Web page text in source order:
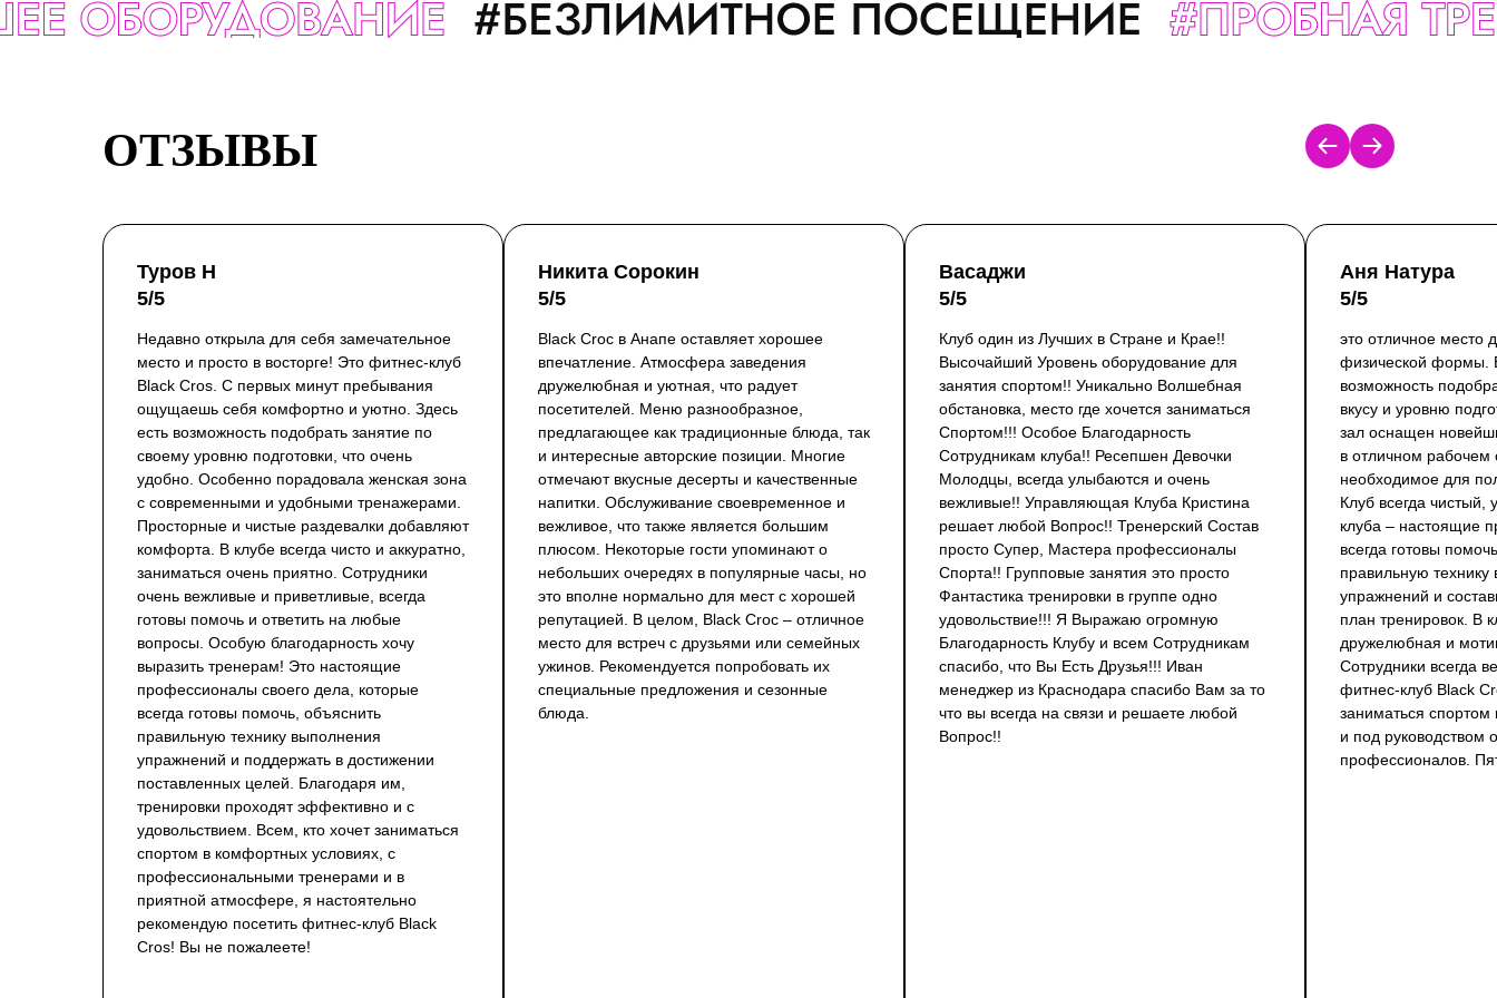
ОТЗЫВЫ
Туров Н
5/5
Недавно открыла для себя замечательное
место и просто в восторге! Это фитнес-клуб
Black Cros. С первых минут пребывания
ощущаешь себя комфортно и уютно. Здесь
есть возможность подобрать занятие по
своему уровню подготовки, что очень
удобно. Особенно порадовала женская зона
с современными и удобными тренажерами.
Просторные и чистые раздевалки добавляют
комфорта. В клубе всегда чисто и аккуратно,
заниматься очень приятно. Сотрудники
очень вежливые и приветливые, всегда
готовы помочь и ответить на любые
вопросы. Особую благодарность хочу
выразить тренерам! Это настоящие
профессионалы своего дела, которые
всегда готовы помочь, объяснить
правильную технику выполнения
упражнений и поддержать в достижении
поставленных целей. Благодаря им,
тренировки проходят эффективно и с
удовольствием. Всем, кто хочет заниматься
спортом в комфортных условиях, с
профессиональными тренерами и в
приятной атмосфере, я настоятельно
рекомендую посетить фитнес-клуб Black
Cros! Вы не пожалеете!
Никита Сорокин
5/5
Black Croc в Анапе оставляет хорошее
впечатление. Атмосфера заведения
дружелюбная и уютная, что радует
посетителей. Меню разнообразное,
предлагающее как традиционные блюда, так
и интересные авторские позиции. Многие
отмечают вкусные десерты и качественные
напитки. Обслуживание своевременное и
вежливое, что также является большим
плюсом. Некоторые гости упоминают о
небольших очередях в популярные часы, но
это вполне нормально для мест с хорошей
репутацией. В целом, Black Croc – отличное
место для встреч с друзьями или семейных
ужинов. Рекомендуется попробовать их
специальные предложения и сезонные
блюда.
Васаджи
5/5
Клуб один из Лучших в Стране и Крае!!
Высочайший Уровень оборудование для
занятия спортом!! Уникально Волшебная
обстановка, место где хочется заниматься
Спортом!!! Особое Благодарность
Сотрудникам клуба!! Ресепшен Девочки
Молодцы, всегда улыбаются и очень
вежливые!! Управляющая Клуба Кристина
решает любой Вопрос!! Тренерский Состав
просто Супер, Мастера профессионалы
Спорта!! Групповые занятия это просто
Фантастика тренировки в группе одно
удовольствие!!! Я Выражаю огромную
Благодарность Клубу и всем Сотрудникам
спасибо, что Вы Есть Друзья!!! Иван
менеджер из Краснодара спасибо Вам за то
что вы всегда на связи и решаете любой
Вопрос!!
Аня Натура
5/5
это отличное место
физической формы.
возможность
вкусу и уровню
зал оснащен
в отличном рабочем
необходимое для
Клуб всегда
клуба – настоящие
всегда готовы
правильную
упражнений и
план тренировок. В
дружелюбная и
Сотрудники всегда
фитнес-клуб Black
заниматься
и под руководством
профессионалов.
ЮРИДИЧЕСКАЯ ИНФОРМАЦИЯ
Полное наименованиеОбщество с ограниченной
ответственностью "ФОРМУЛА" (Black Croc)
350075, КРАСНОДАРСКИЙ
КРАЙ, Г. КРАСНОДАР, УЛ. ИМ. СТАСОВА, Д. 178,